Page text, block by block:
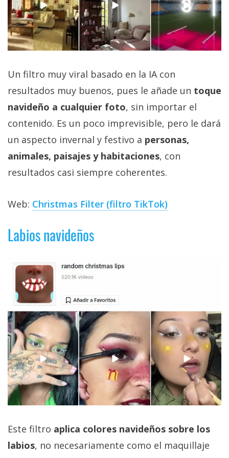
Un filtro muy viral basado en la IA con
resultados muy buenos, pues le añade un toque
navideño a cualquier foto, sin importar el
contenido. Es un poco imprevisible, pero le dará
un aspecto invernal y festivo a personas,
animales, paisajes y habitaciones, con
resultados casi siempre coherentes.
Web: Christmas Filter (filtro TikTok)
Labios navideños
Este filtro aplica colores navideños sobre los
labios, no necesariamente como el maquillaje